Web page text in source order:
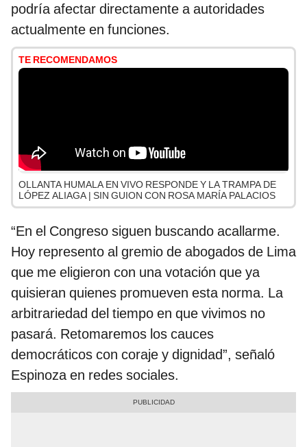
podría afectar directamente a autoridades
actualmente en funciones.
TE RECOMENDAMOS
OLLANTA HUMALA EN VIVO RESPONDE Y LA TRAMPA DE
LÓPEZ ALIAGA | SIN GUION CON ROSA MARÍA PALACIOS
“En el Congreso siguen buscando acallarme.
Hoy represento al gremio de abogados de Lima
que me eligieron con una votación que ya
quisieran quienes promueven esta norma. La
arbitrariedad del tiempo en que vivimos no
pasará. Retomaremos los cauces
democráticos con coraje y dignidad”, señaló
Espinoza en redes sociales.